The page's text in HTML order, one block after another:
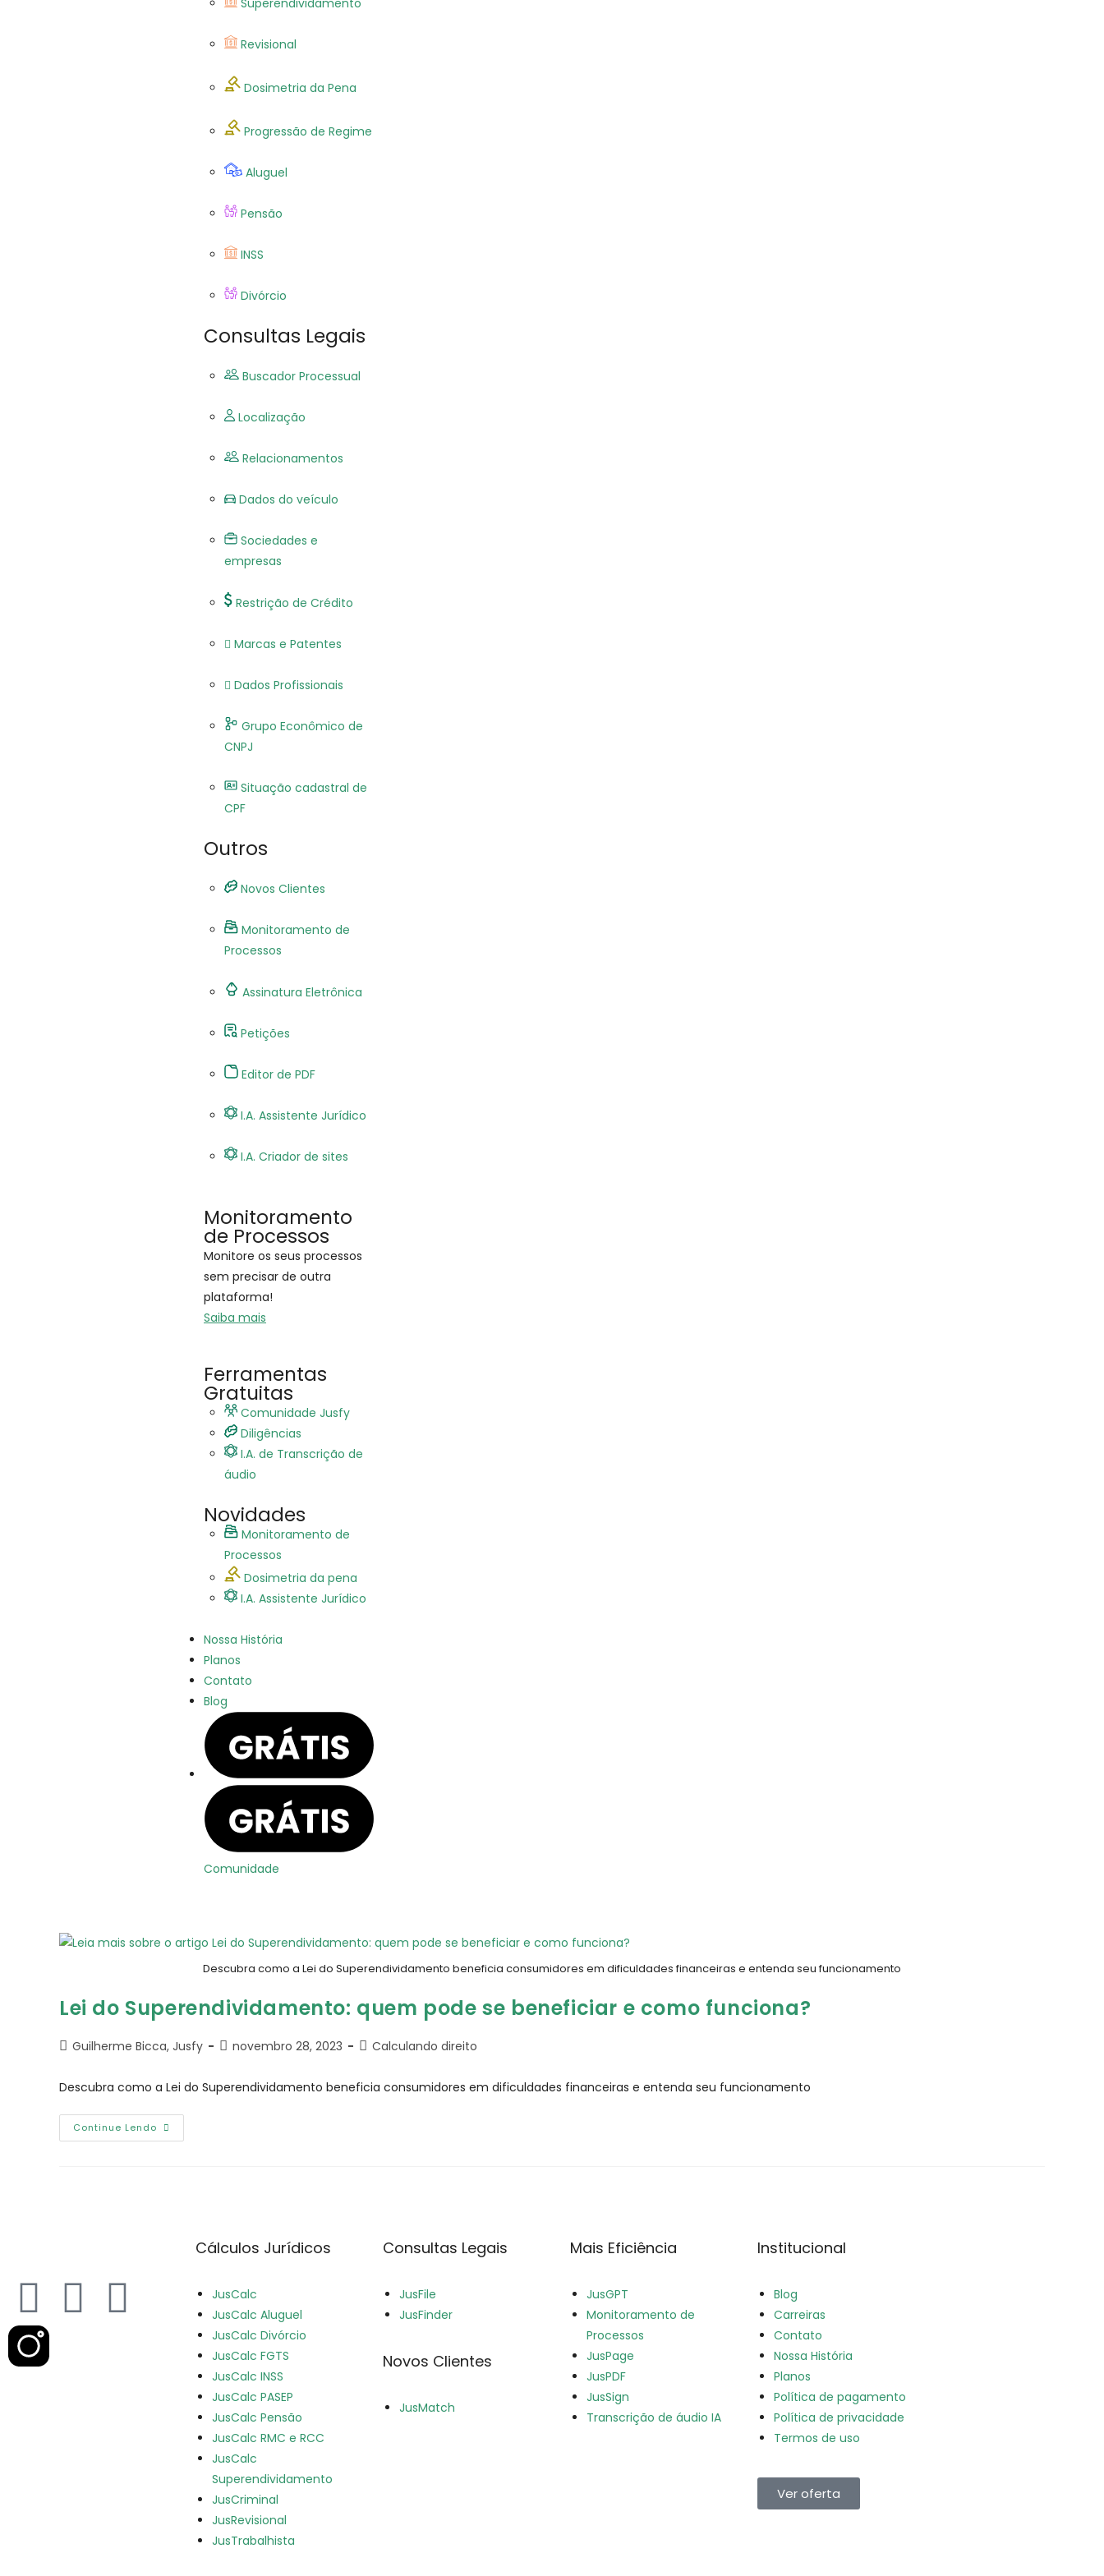
Superendividamento
Revisional
Dosimetria da Pena
Progressão de Regime
Aluguel
Pensão
INSS
Divórcio
Consultas Legais
Buscador Processual
Localização
Relacionamentos
Dados do veículo
Sociedades e
empresas
Restrição de Crédito
Marcas e Patentes
Dados Profissionais
Grupo Econômico de
CNPJ
Situação cadastral de
CPF
Outros
Novos Clientes
Monitoramento de
Processos
Assinatura Eletrônica
Petições
Editor de PDF
I.A. Assistente Jurídico
I.A. Criador de sites
Monitoramento
de Processos
Monitore os seus processos
sem precisar de outra
plataforma!
Saiba mais
Ferramentas
Gratuitas
Comunidade Jusfy
Diligências
I.A. de Transcrição de
áudio
Novidades
Monitoramento de
Processos
Dosimetria da pena
I.A. Assistente Jurídico
Nossa História
Planos
Contato
Blog
Comunidade
Descubra como a Lei do Superendividamento beneficia consumidores em dificuldades financeiras e entenda seu funcionamento
Lei do Superendividamento: quem pode se beneficiar e como funciona?
Guilherme Bicca, Jusfy novembro 28, 2023 Calculando direito
Descubra como a Lei do Superendividamento beneficia consumidores em dificuldades financeiras e entenda seu funcionamento
Continue Lendo
Cálculos Jurídicos
JusCalc
JusCalc Aluguel
JusCalc Divórcio
JusCalc FGTS
JusCalc INSS
JusCalc PASEP
JusCalc Pensão
JusCalc RMC e RCC
JusCalc
Superendividamento
JusCriminal
JusRevisional
JusTrabalhista
Consultas Legais
JusFile
JusFinder
Novos Clientes
JusMatch
Mais Eficiência
JusGPT
Monitoramento de
Processos
JusPage
JusPDF
JusSign
Transcrição de áudio IA
Institucional
Blog
Carreiras
Contato
Nossa História
Planos
Política de pagamento
Política de privacidade
Termos de uso
Ver oferta